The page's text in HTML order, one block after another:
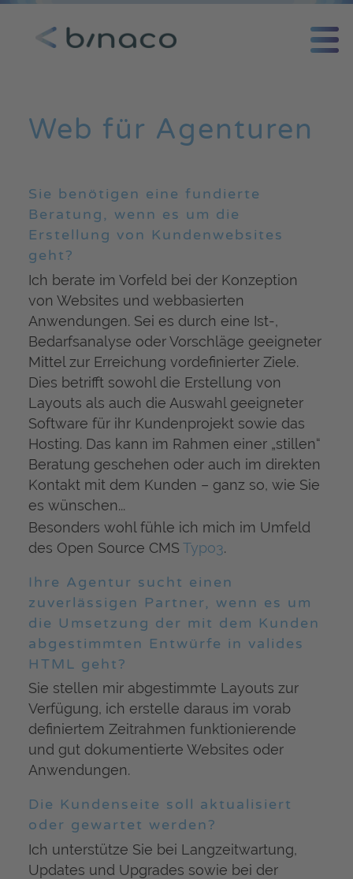
Web für Agenturen
Sie benötigen eine fundierte
Beratung, wenn es um die
Erstellung von Kundenwebsites
geht?
Ich berate im Vorfeld bei der Konzeption
von Websites und webbasierten
Anwendungen. Sei es durch eine Ist-,
Bedarfsanalyse oder Vorschläge geeigneter
Mittel zur Erreichung vordefinierter Ziele.
Dies betrifft sowohl die Erstellung von
Layouts als auch die Auswahl geeigneter
Software für ihr Kundenprojekt sowie das
Hosting. Das kann im Rahmen einer „stillen“
Beratung geschehen oder auch im direkten
Kontakt mit dem Kunden – ganz so, wie Sie
es wünschen...
Besonders wohl fühle ich mich im Umfeld
des Open Source CMS Typo3.
Ihre Agentur sucht einen
zuverlässigen Partner, wenn es um
die Umsetzung der mit dem Kunden
abgestimmten Entwürfe in valides
HTML geht?
Sie stellen mir abgestimmte Layouts zur
Verfügung, ich erstelle daraus im vorab
definiertem Zeitrahmen funktionierende
und gut dokumentierte Websites oder
Anwendungen.
Die Kundenseite soll aktualisiert
oder gewartet werden?
Ich unterstütze Sie bei Langzeitwartung,
Updates und Upgrades sowie bei der